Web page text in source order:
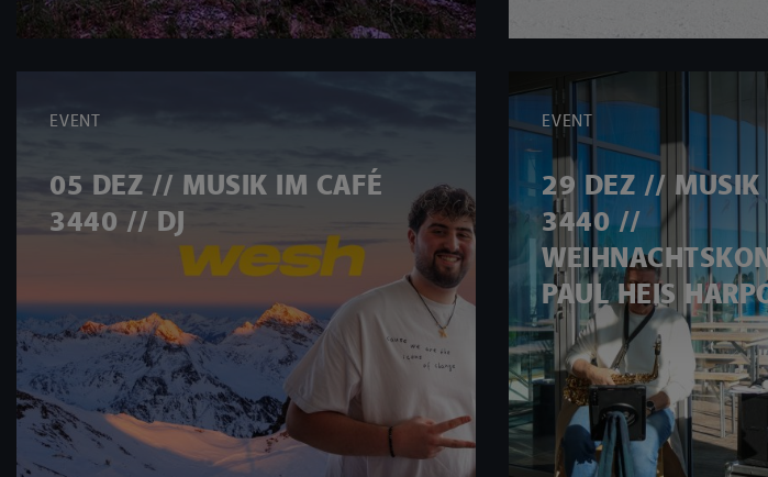
EVENT
05 DEZ // MUSIK IM CAFÉ
3440 // DJ
EVENT
29 DEZ // MUSIK
3440 //
PAUL HEIS